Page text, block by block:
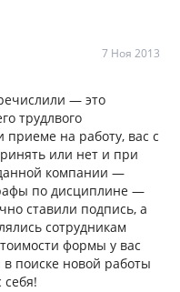
7 Ноя 2013
— это
трудлвого
приеме на работу, вас с
или нет и при
компании —
по дисциплине —
ставили подпись, а
сотрудникам
формы у вас
поиске новой работы